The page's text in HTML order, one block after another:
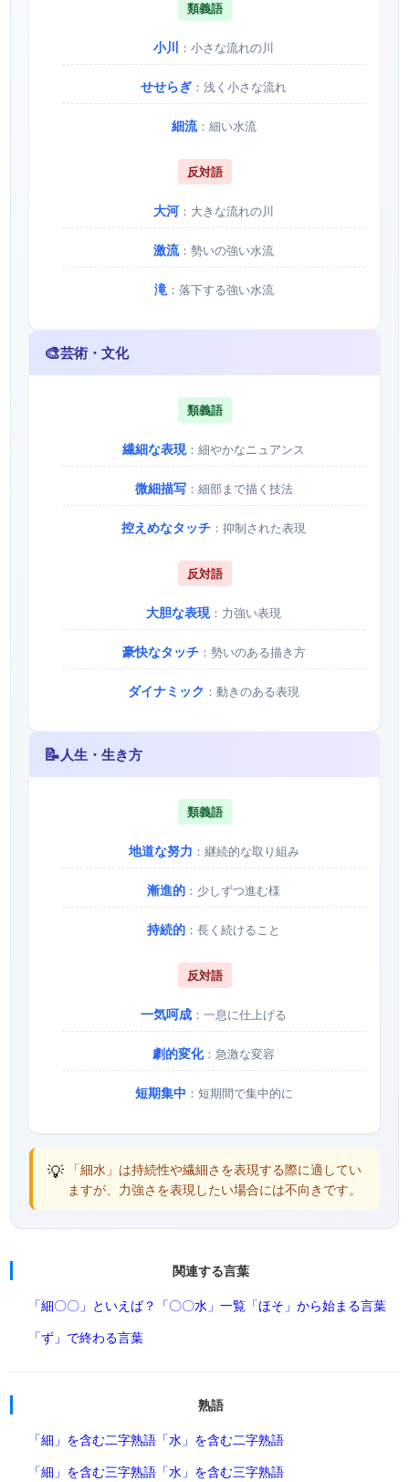
類義語
小川 ：小さな流れの川
せせらぎ ：浅く小さな流れ
細流：細い水流
反対語
大河 ：大きな流れの川
激流：勢いの強い水流
滝：落下する強い水流
🎨芸術・文化
類義語
繊細な表現：細やかなニュアンス
微細描写：細部まで描く技法
控えめなタッチ ：抑制された表現
反対語
大胆な表現：力強い表現
豪快なタッチ：勢いのある描き方
ダイナミック ：動きのある表現
📝人生・生き方
類義語
地道な努力 ：継続的な取り組み
漸進的 ：少しずつ進む様
持続的 ：長く続けること
反対語
一気呵成 ：一息に仕上げる
劇的変化：急激な変容
短期集中 ：短期間で集中的に
💡 「細水」は持続性や繊細さを表現する際に適してい
ますが、力強さを表現したい場合には不向きです。
関連する言葉
「細〇〇」といえば？ 「〇〇水」一覧 「ほそ」から始まる言葉
「ず」で終わる言葉
熟語
「細」を含む二字熟語 「水」を含む二字熟語
「細」を含む三字熟語 「水」を含む三字熟語